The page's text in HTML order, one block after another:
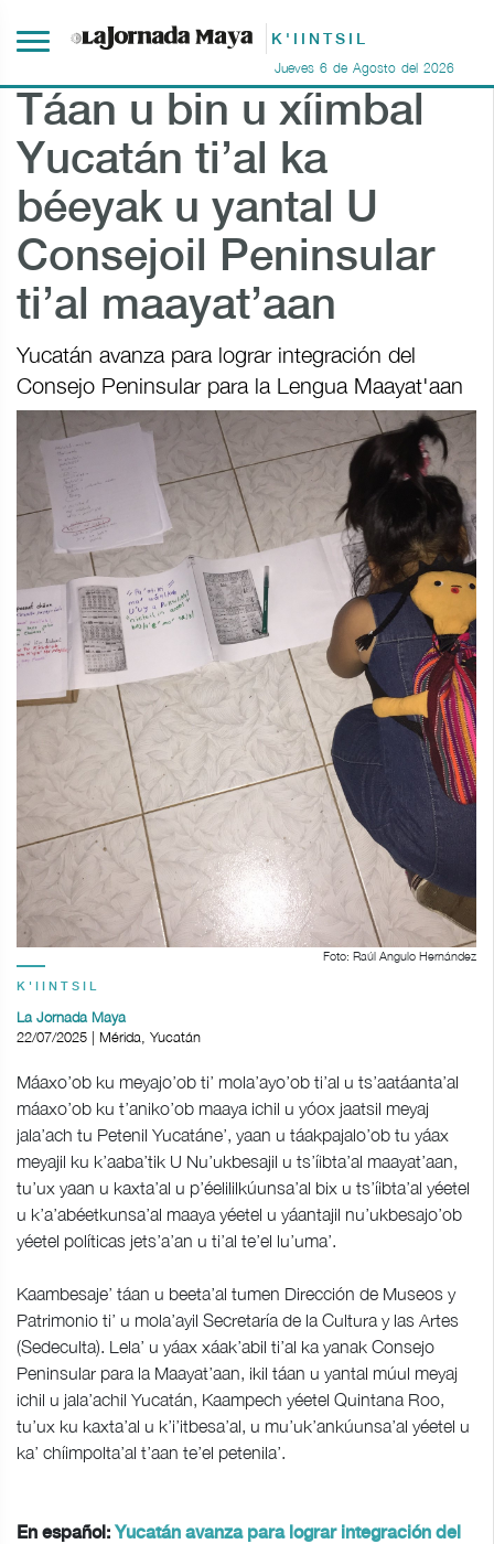
K'IINTSIL
Jueves 6 de Agosto del 2026
Táan u bin u xíimbal
Yucatán ti’al ka
béeyak u yantal U
Consejoil Peninsular
ti’al maayat’aan
Yucatán avanza para lograr integración del
Consejo Peninsular para la Lengua Maayat'aan
Foto: Raúl Angulo Hernández
K'IINTSIL
La Jornada Maya
22/07/2025 | Mérida, Yucatán
Máaxo’ob ku meyajo’ob ti’ mola’ayo’ob ti’al u ts’aatáanta’al
máaxo’ob ku t’aniko’ob maaya ichil u yóox jaatsil meyaj
jala’ach tu Petenil Yucatáne’, yaan u táakpajalo’ob tu yáax
meyajil ku k’aaba’tik U Nu’ukbesajil u ts’íibta’al maayat’aan,
tu’ux yaan u kaxta’al u p’éelililkúunsa’al bix u ts’íibta’al yéetel
u k’a’abéetkunsa’al maaya yéetel u yáantajil nu’ukbesajo’ob
yéetel políticas jets’a’an u ti’al te’el lu’uma’.
Kaambesaje’ táan u beeta’al tumen Dirección de Museos y
Patrimonio ti’ u mola’ayil Secretaría de la Cultura y las Artes
(Sedeculta). Lela’ u yáax xáak’abil ti’al ka yanak Consejo
Peninsular para la Maayat’aan, ikil táan u yantal múul meyaj
ichil u jala’achil Yucatán, Kaampech yéetel Quintana Roo,
tu’ux ku kaxta’al u k’i’itbesa’al, u mu’uk’ankúunsa’al yéetel u
ka’ chíimpolta’al t’aan te’el petenila’.
En español: Yucatán avanza para lograr integración del